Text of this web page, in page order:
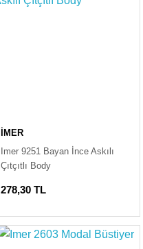
İMER
Imer 9251 Bayan İnce Askılı
Çıtçıtlı Body
278,30 TL